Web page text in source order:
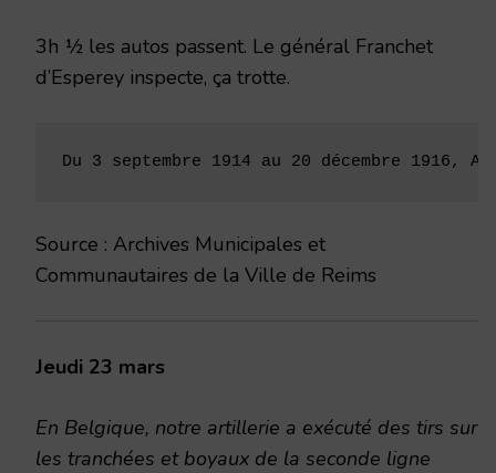
3h ½ les autos passent. Le général Franchet
d’Esperey inspecte, ça trotte.
Du 3 septembre 1914 au 20 décembre
Source : Archives Municipales et
Communautaires de la Ville de Reims
Jeudi 23 mars
En Belgique, notre artillerie a exécuté des tirs sur
les tranchées et boyaux de la seconde ligne